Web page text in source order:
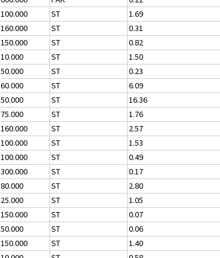
100.000 ST 1.69
160.000 ST 0.31
150.000 ST 0.82
10.000 ST 1.50
50.000 ST 0.23
60.000 ST 6.09
50.000 ST 16.36
75.000 ST 1.76
160.000 ST 2.57
100.000 ST 1.53
100.000 ST 0.49
300.000 ST 0.17
80.000 ST 2.80
25.000 ST 1.05
150.000 ST 0.07
50.000 ST 0.06
150.000 ST 1.40